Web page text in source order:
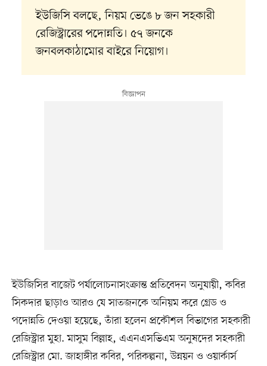
ইউজিসি বলছে, নিয়ম ভেঙে ৮ জন সহকারী
রেজিস্ট্রারের পদোন্নতি। ৫৭ জনকে
জনবলকাঠামোর বাইরে নিয়োগ।
ইউজিসির বাজেট পর্যালোচনাসংক্রান্ত প্রতিবেদন অনুযায়ী, কবির
সিকদার ছাড়াও আরও যে সাতজনকে অনিয়ম করে গ্রেড ও
পদোন্নতি দেওয়া হয়েছে, তাঁরা হলেন প্রকৌশল বিভাগের সহকারী
রেজিস্ট্রার মুহা. মাসুম বিল্লাহ, এএনএসভিএম অনুষদের সহকারী
রেজিস্ট্রার মো. জাহাঙ্গীর কবির, পরিকল্পনা, উন্নয়ন ও ওয়ার্কার্স